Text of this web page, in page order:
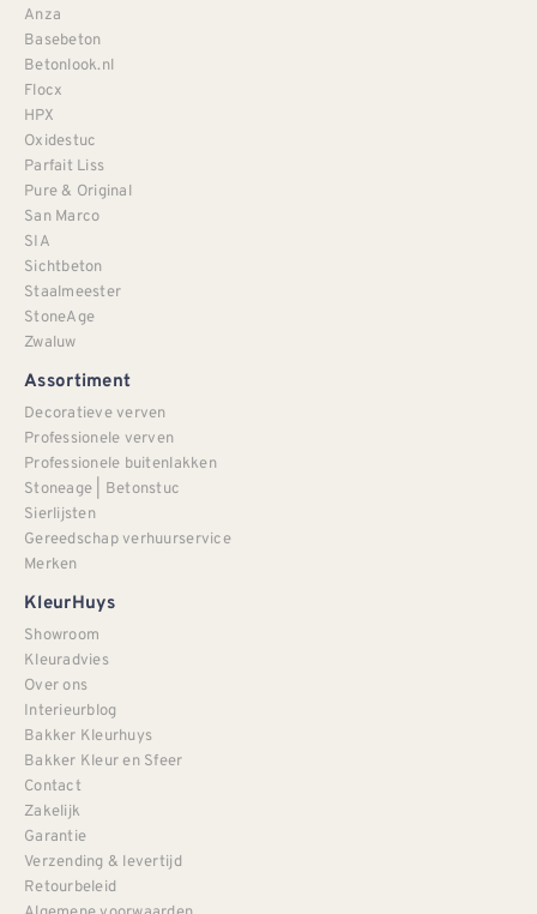
Anza
Basebeton
Betonlook.nl
Flocx
HPX
Oxidestuc
Parfait Liss
Pure & Original
San Marco
SIA
Sichtbeton
Staalmeester
StoneAge
Zwaluw
Assortiment
Decoratieve verven
Professionele verven
Professionele buitenlakken
Stoneage | Betonstuc
Sierlijsten
Gereedschap verhuurservice
Merken
KleurHuys
Showroom
Kleuradvies
Over ons
Interieurblog
Bakker Kleurhuys
Bakker Kleur en Sfeer
Contact
Zakelijk
Garantie
Verzending & levertijd
Retourbeleid